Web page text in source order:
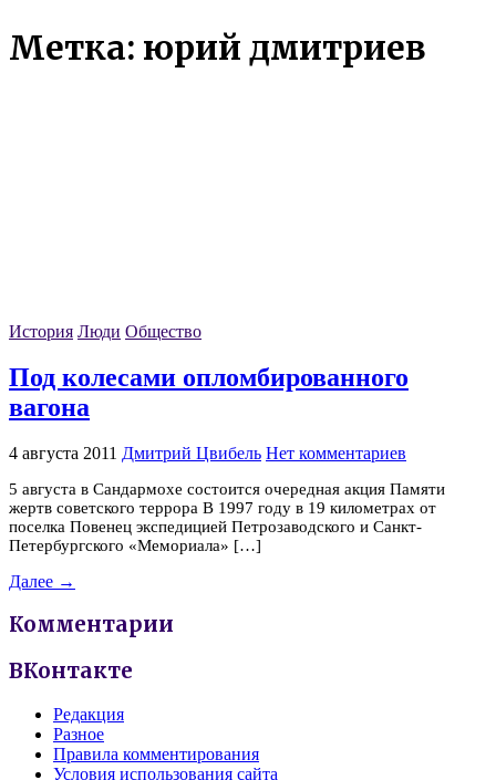
Метка: юрий дмитриев
История Люди Общество
Под колесами опломбированного
вагона
4 августа 2011 Дмитрий Цвибель Нет комментариев
5 августа в Сандармохе состоится очередная акция Памяти
жертв советского террора В 1997 году в 19 километрах от
поселка Повенец экспедицией Петрозаводского и Санкт-
Петербургского «Мемориала» […]
Далее →
Комментарии
ВКонтакте
Редакция
Разное
Правила комментирования
Условия использования сайта